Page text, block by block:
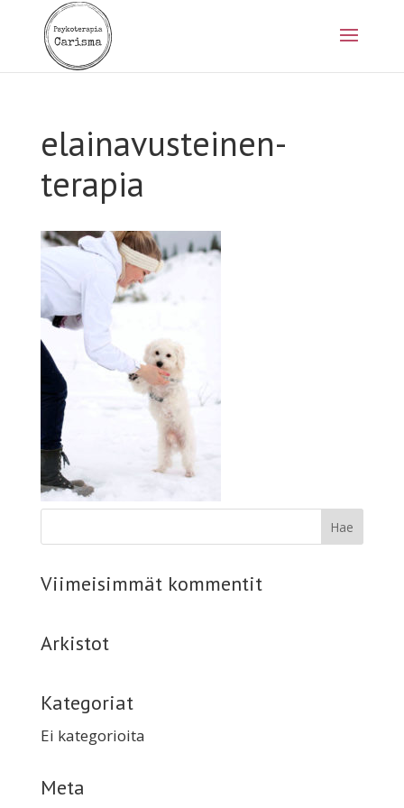
elainavusteinen-
terapia
Viimeisimmät kommentit
Arkistot
Kategoriat
Ei kategorioita
Meta